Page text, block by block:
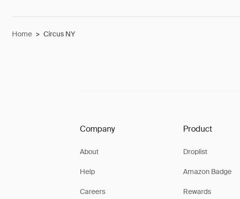
Home > Circus NY
Company
About
Help
Careers
Product
Droplist
Amazon Badge
Rewards